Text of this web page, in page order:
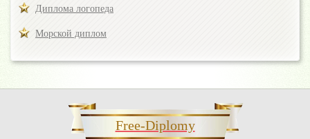
Диплома логопеда
Морской диплом
Free-Diplomy